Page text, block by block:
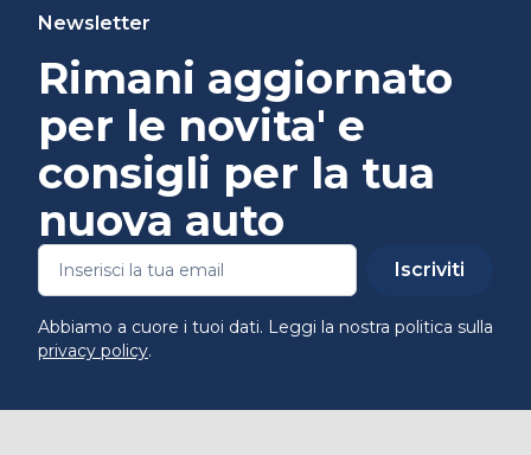
Newsletter
Rimani aggiornato
per le novita' e
consigli per la tua
nuova auto
Iscriviti
Abbiamo a cuore i tuoi dati. Leggi la nostra politica sulla
privacy policy.